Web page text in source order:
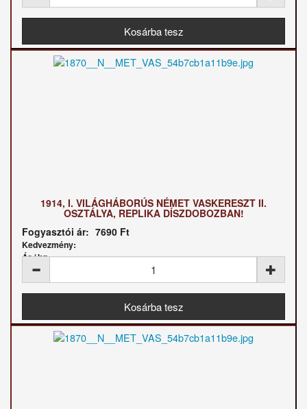
1914, I. VILÁGHÁBORÚS NÉMET VASKERESZT II.
OSZTÁLYA, REPLIKA DÍSZDOBOZBAN!
Fogyasztói ár: 7690 Ft
Kedvezmény:
Ár / kg: